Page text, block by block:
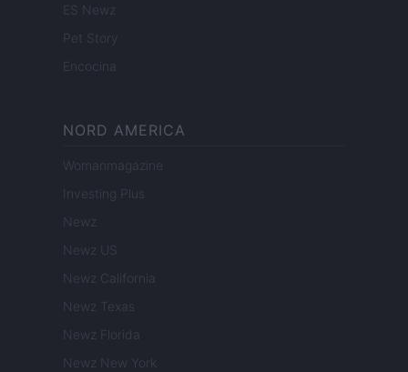
ES Newz
Pet Story
Encocina
NORD AMERICA
Womanmagazine
Investing Plus
Newz
Newz US
Newz California
Newz Texas
Newz Florida
Newz New York